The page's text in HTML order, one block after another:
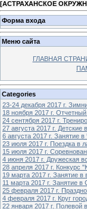
[АСТРАХАНСКОЕ
Форма входа
Меню сайта
ГЛАВНАЯ
Categories
23-24 декабря 2017 г.
18 ноября 2017 г.
24 сентября 2017 г.
27 августа 2017 г.
6 августа 2017 г. Занятие
23 июля 2017 г. Поездка в
15 июля 2017 г.
4 июня 2017 г. Дружеская
28 апреля 2017 г. Конкурс
19 марта 2017 г. Занятие
11 марта 2017 г. Занятие
25 февраля 2017 г.
4 февраля 2017 г. Круг
22 января 2017 г.